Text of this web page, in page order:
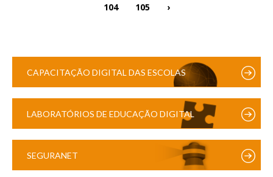
104
105 ›
CAPACITAÇÃO DIGITAL DAS ESCOLAS
LABORATÓRIOS DE EDUCAÇÃO DIGITAL
SEGURANET